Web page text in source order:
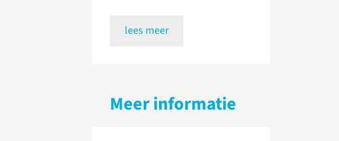
lees meer
Meer informatie